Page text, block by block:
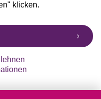
klicken.